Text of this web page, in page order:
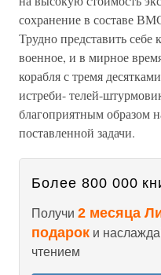
сохранение в составе
Трудно представить
военное, и в мирное
корабля с тремя
истреби- телей-
благоприятным образом
поставленной задачи.
Более 800 000
Получи 2 месяца
подарок и
чтением